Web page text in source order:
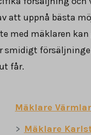
att uppnå bästa
med mäklaren
smidigt
får.
Mäklare
Mäklare